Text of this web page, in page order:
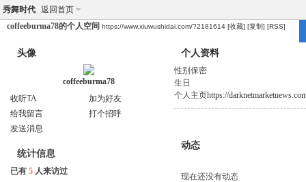
秀舞时代 返回首页
coffeeburma78的个人空间 https://www.xiuwushidai.com/?2181614 [收藏] [复制] [RSS]
头像
coffeeburma78
收听TA
加为好友
给我留言
打个招呼
发送消息
统计信息
已有 5 人来访过
个人资料
性别 保密
生日
个人主页https://
动态
现在还没有动态